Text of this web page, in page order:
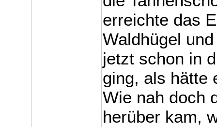
erreichte das
Waldhügel
jetzt schon in
ging, als hätte
Wie nah doch
herüber kam,